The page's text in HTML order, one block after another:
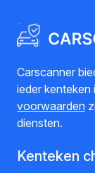
Carscanner
ieder kenteken
voorwaarden
diensten.
Kenteken